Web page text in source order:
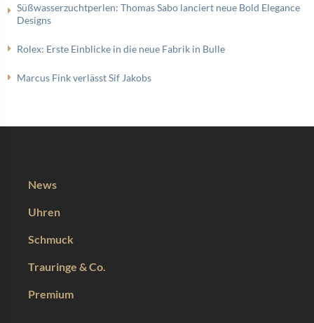
Süßwasserzuchtperlen: Thomas Sabo lanciert neue Bold Elegance
Designs
Rolex: Erste Einblicke in die neue Fabrik in Bulle
Marcus Fink verlässt Sif Jakobs
News
Uhren
Schmuck
Trauringe & Co.
Premium